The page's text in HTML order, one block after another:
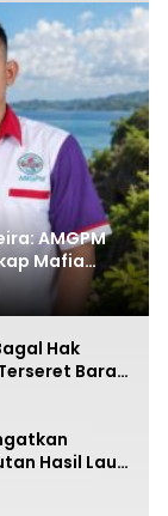
AMGPM
Mafia
Hak
Bara
Hasil Laut